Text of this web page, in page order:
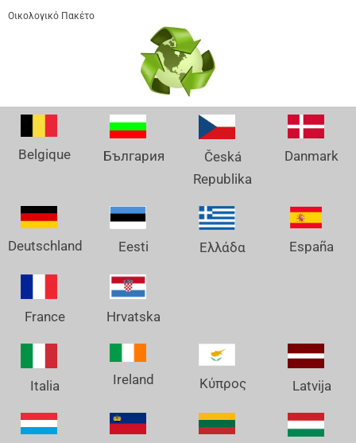
Οικολογικό Πακέτο
Belgique България
Česká
Republika
Danmark
Deutschland Eesti Ελλάδα España
France Hrvatska
Italia Ireland Κύπρος Latvija